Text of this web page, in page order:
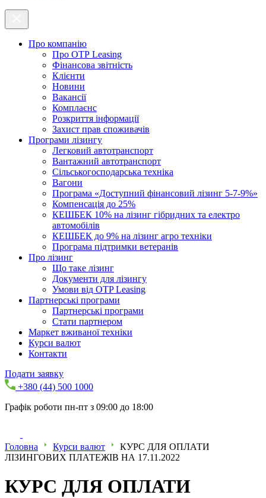
Про компанію
Про ОТР Leasing
Фінансова звітність
Клієнти
Новини
Вакансії
Комплаєнс
Розкриття інформації
Захист прав споживачів
Програми лізингу
Легковий автотранспорт
Вантажний автотранспорт
Cільськогосподарська техніка
Вагони
Програма «Доступний фінансовий лізинг 5-7-9%»
Компенсація до 25%
КЕШБЕК 10% на лізинг гібридних та електро
автомобілів
КЕШБЕК до 9% на лізинг агро техніки
Програма підтримки ветеранів
Про лізинг
Що таке лізинг
Документи для лізингу
Умови від OTP Leasing
Партнерські програми
Партнерські програми
Стати партнером
Маркет вживаної техніки
Курси валют
Контакти
Подати заявку
+380 (44) 500 1000
Графік роботи пн-пт з 09:00 до 18:00
Головна Курси валют
КУРС ДЛЯ ОПЛАТИ
ЛІЗИНГОВИХ ПЛАТЕЖІВ НА 17.11.2022
КУРС ДЛЯ ОПЛАТИ